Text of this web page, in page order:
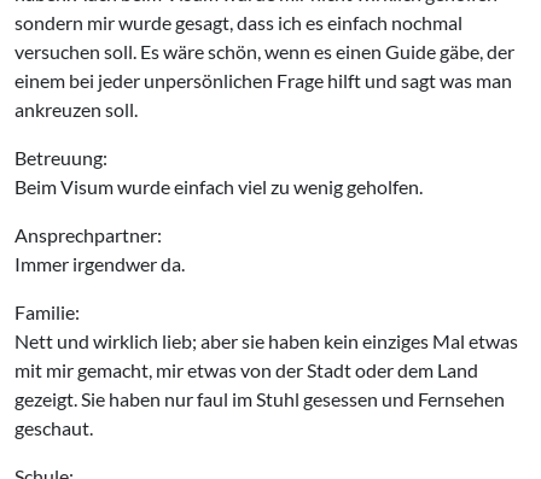
sondern mir wurde gesagt, dass ich es einfach nochmal
versuchen soll. Es wäre schön, wenn es einen Guide gäbe, der
einem bei jeder unpersönlichen Frage hilft und sagt was man
ankreuzen soll.
Betreuung:
Beim Visum wurde einfach viel zu wenig geholfen.
Ansprechpartner:
Immer irgendwer da.
Familie:
Nett und wirklich lieb; aber sie haben kein einziges Mal etwas
mit mir gemacht, mir etwas von der Stadt oder dem Land
gezeigt. Sie haben nur faul im Stuhl gesessen und Fernsehen
geschaut.